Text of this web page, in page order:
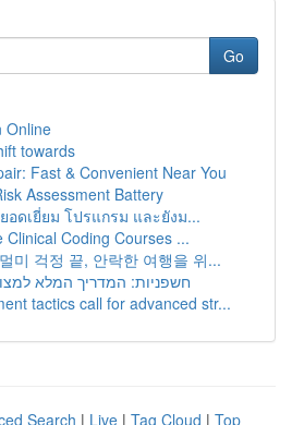
Go
Online
towards
Fast & Convenient Near You
Assessment Battery
ดเยี่ยม โปรแกรม และยังม...
Clinical Coding Courses ...
미 걱정 끝, 안락한 여행을 위...
חשפניות: המדריך המלא
tactics call for advanced str...
Search | Live | Tag Cloud | Top